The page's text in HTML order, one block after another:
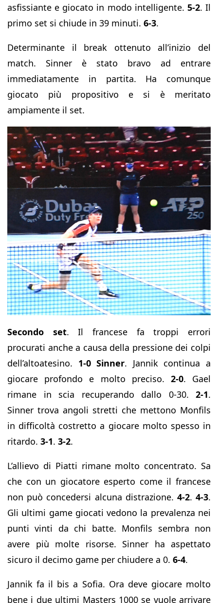
asfissiante e giocato in modo intelligente. 5-2. Il
primo set si chiude in 39 minuti. 6-3.
Determinante il break ottenuto all’inizio del
match. Sinner è stato bravo ad entrare
immediatamente in partita. Ha comunque
giocato più propositivo e si è meritato
ampiamente il set.
Secondo set. Il francese fa troppi errori
procurati anche a causa della pressione dei colpi
dell’altoatesino. 1-0 Sinner. Jannik continua a
giocare profondo e molto preciso. 2-0. Gael
rimane in scia recuperando dallo 0-30. 2-1.
Sinner trova angoli stretti che mettono Monfils
in difficoltà costretto a giocare molto spesso in
ritardo. 3-1. 3-2.
L’allievo di Piatti rimane molto concentrato. Sa
che con un giocatore esperto come il francese
non può concedersi alcuna distrazione. 4-2.4-3.
Gli ultimi game giocati vedono la prevalenza nei
punti vinti da chi batte. Monfils sembra non
avere più molte risorse. Sinner ha aspettato
sicuro il decimo game per chiudere a 0. 6-4.
Jannik fa il bis a Sofia. Ora deve giocare molto
bene i due ultimi Masters 1000 se vuole arrivare